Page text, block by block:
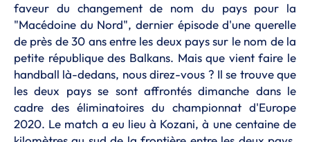
faveur du changement de nom du pays pour la
"Macédoine du Nord", dernier épisode d'une querelle
de près de 30 ans entre les deux pays sur le nom de la
petite république des Balkans. Mais que vient faire le
handball là-dedans, nous direz-vous ? Il se trouve que
les deux pays se sont affrontés dimanche dans le
cadre des éliminatoires du championnat d'Europe
2020. Le match a eu lieu à Kozani, à une centaine de